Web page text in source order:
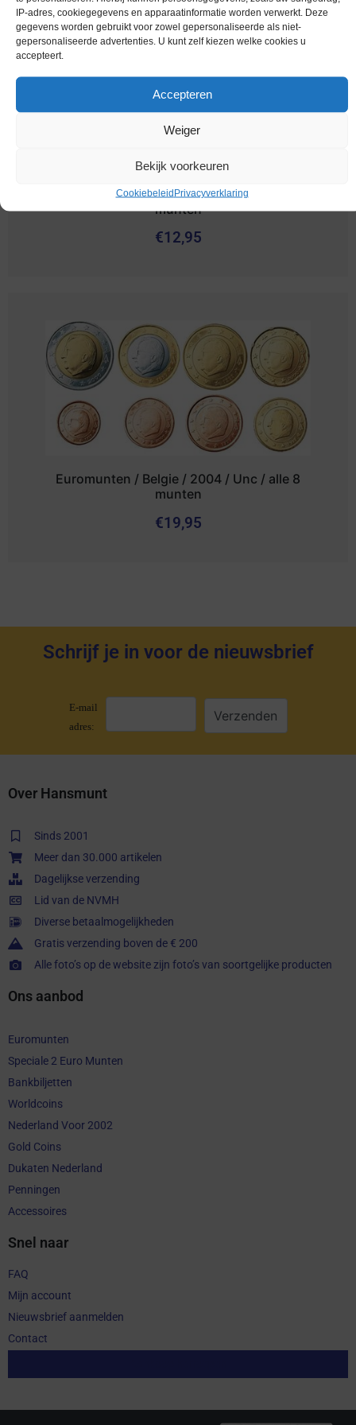
IP-adres, cookiegegevens en apparaatinformatie worden verwerkt. Deze
gegevens worden gebruikt voor zowel gepersonaliseerde als niet-
gepersonaliseerde advertenties. U kunt zelf kiezen welke cookies u
accepteert.
Accepteren
Weiger
Bekijk voorkeuren
CookiebeleidPrivacyverklaring
Euromunten / Duitsland / 2004 J / Unc / alle 8
munten
€12,95
Euromunten / Belgie / 2004 / Unc / alle 8
munten
€19,95
Schrijf je in voor de nieuwsbrief
E-mail
adres:
Over Hansmunt
Sinds 2001
Meer dan 30.000 artikelen
Dagelijkse verzending
Lid van de NVMH
Diverse betaalmogelijkheden
Gratis verzending boven de € 200
Alle foto’s op de website zijn foto’s van soortgelijke producten
Ons aanbod
Euromunten
Speciale 2 Euro Munten
Bankbiljetten
Worldcoins
Nederland Voor 2002
Gold Coins
Dukaten Nederland
Penningen
Accessoires
Snel naar
FAQ
Mijn account
Nieuwsbrief aanmelden
Contact